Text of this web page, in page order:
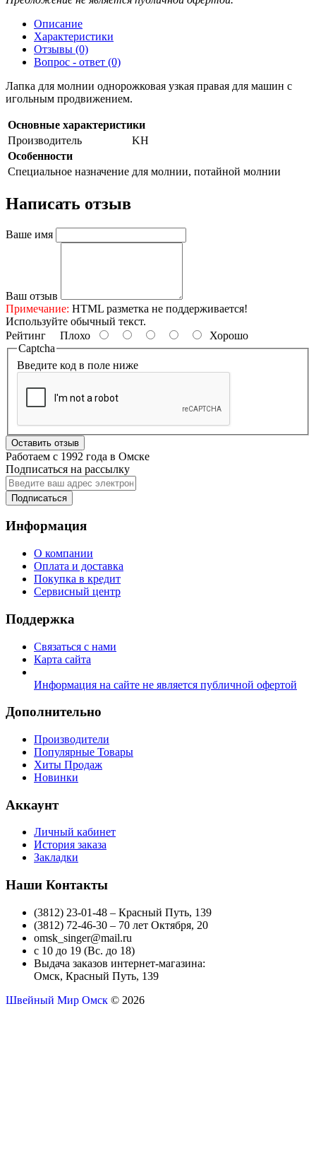
Описание
Характеристики
Отзывы (0)
Вопрос - ответ (0)
Лапка для молнии однорожковая узкая правая для машин с
игольным продвижением.
Основные характеристики
Производитель
KH
Особенности
Специальное назначение для молнии, потайной молнии
Написать отзыв
Ваше имя
Ваш отзыв
Примечание: HTML разметка не поддерживается!
Используйте обычный текст.
Рейтинг Плохо
Хорошо
Captcha
Введите код в поле ниже
Оставить отзыв
Работаем с 1992 года в Омске
Подписаться на рассылку
Подписаться
Информация
О компании
Оплата и доставка
Покупка в кредит
Сервисный центр
Поддержка
Связаться с нами
Карта сайта
Информация на сайте не является публичной офертой
Дополнительно
Производители
Популярные Товары
Хиты Продаж
Новинки
Аккаунт
Личный кабинет
История заказа
Закладки
Наши Контакты
(3812) 23-01-48 – Красный Путь, 139
(3812) 72-46-30 – 70 лет Октября, 20
omsk_singer@mail.ru
с 10 до 19 (Вс. до 18)
Выдача заказов интернет-магазина:
Омск, Красный Путь, 139
Швейный Мир Омск © 2026